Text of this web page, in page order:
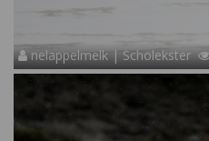
nelappelmelk | Scholekster